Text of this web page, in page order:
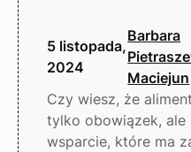
5 listopada,
2024
Barbara
Maciejun
Czy wiesz, że
tylko obowiązek, ale
wsparcie, które ma